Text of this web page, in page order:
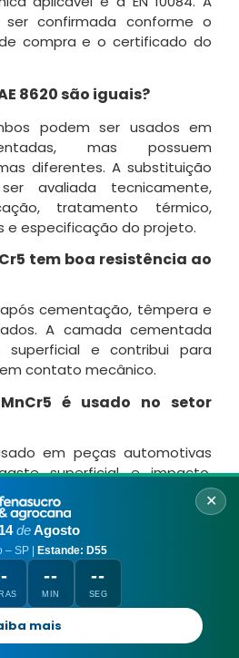
confirmada conforme o
compra e o certificado do
8620 são iguais?
podem ser usados em
mas possuem
diferentes. A substituição
avaliada tecnicamente,
tratamento térmico,
e especificação do projeto.
tem boa resistência ao
cementação, têmpera e
A camada cementada
e contribui para
contato mecânico.
é usado no setor
em peças automotivas
superficial e impacto,
transmissão, engrenagens,
aço DIN 20MnCr5 com
bitola, formato, condição
quantidade,
de tratamento térmico.
✕
deAgosto
SP | Estande: D55
--
MIN
--
SEG
mais